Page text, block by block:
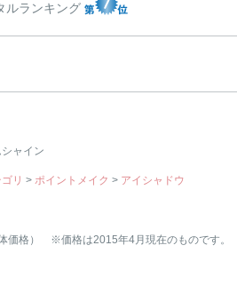
ルランキング
ャイン
リ > ポイントメイク > アイシャドウ
価格） ※価格は2015年4月現在のものです。